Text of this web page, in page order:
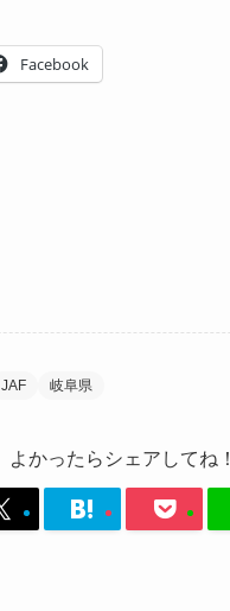
Facebook
JAF 岐阜県
よかったらシェアしてね！